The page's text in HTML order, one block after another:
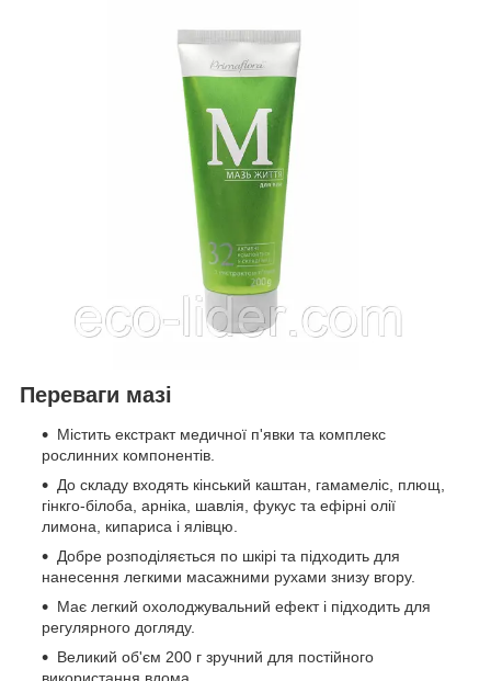
Переваги мазі
Містить екстракт медичної п'явки та комплекс
рослинних компонентів.
До складу входять кінський каштан, гамамеліс, плющ,
гінкго-білоба, арніка, шавлія, фукус та ефірні олії
лимона, кипариса і ялівцю.
Добре розподіляється по шкірі та підходить для
нанесення легкими масажними рухами знизу вгору.
Має легкий охолоджувальний ефект і підходить для
регулярного догляду.
Великий об'єм 200 г зручний для постійного